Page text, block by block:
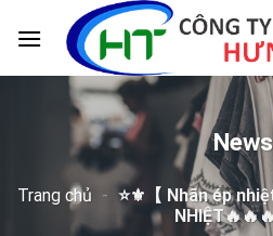
News
Trang chủ - ⭐️⚜️【 Nhãn ép